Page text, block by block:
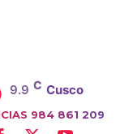
9.9 C Cusco
984 861 209